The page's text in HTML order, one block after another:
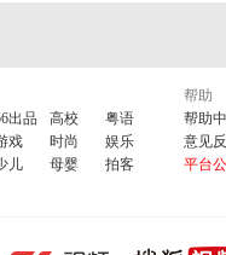
出品 高校
粤语
戏 时尚
娱乐
儿 母婴 拍客
帮助
帮助
意见
平台